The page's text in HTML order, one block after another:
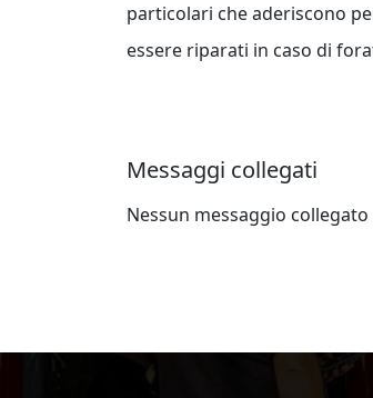
particolari che aderiscono
essere riparati in caso di
Messaggi collegati
Nessun messaggio collegato